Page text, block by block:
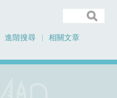
進階搜尋
相關文章